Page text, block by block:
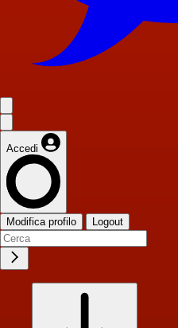
Accedi
Modifica profilo Logout